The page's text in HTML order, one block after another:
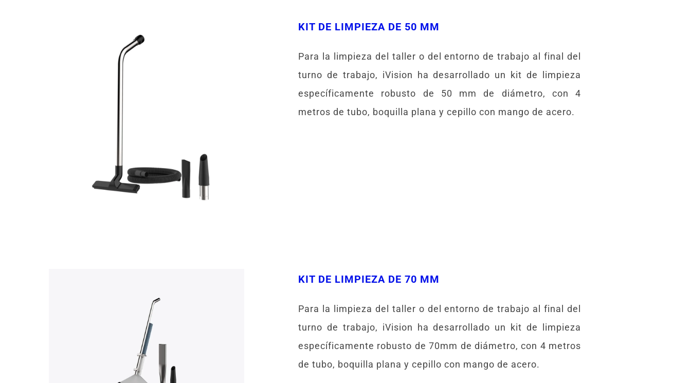
KIT DE LIMPIEZA DE 50 MM
Para la limpieza del taller o del entorno de trabajo al final del
turno de trabajo, iVision ha desarrollado un kit de limpieza
específicamente robusto de 50 mm de diámetro, con 4
metros de tubo, boquilla plana y cepillo con mango de acero.
KIT DE LIMPIEZA DE 70 MM
Para la limpieza del taller o del entorno de trabajo al final del
turno de trabajo, iVision ha desarrollado un kit de limpieza
específicamente robusto de 70mm de diámetro, con 4 metros
de tubo, boquilla plana y cepillo con mango de acero.